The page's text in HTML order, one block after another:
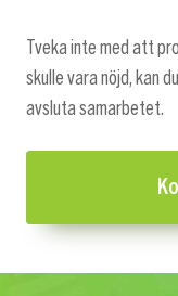
Tveka inte med att
skulle vara nöjd, kan
avsluta samarbetet.